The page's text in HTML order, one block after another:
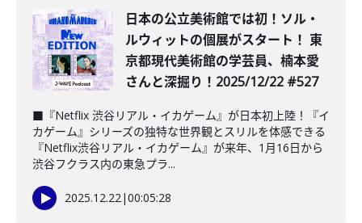
️日本の公立美術館では初！ソル・
ルウィットの個展がスタート！ 東
京都現代美術館の学芸員、楠本愛
さんと深掘り！2025/12/22 #527
■『Netflix 渋谷リアル・イカゲーム』が日本初上陸！『イ
カゲーム』シリーズの独特な世界観とスリルを体感できる
『Netflix渋谷リアル・イカゲーム』が来年、1月16日から
渋谷フクラス内の東急プラ...
2025.12.22|00:05:28